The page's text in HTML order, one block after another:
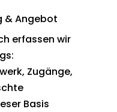
& Angebot
erfassen wir
Zugänge,
Basis